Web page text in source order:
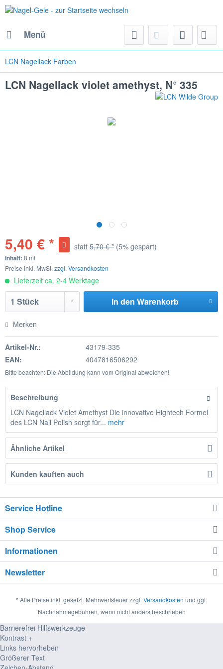
Menü
LCN Nagellack Farben
LCN Nagellack violet amethyst, N° 335
5,40 € * statt 5,70 € * (5% gespart)
Inhalt: 8 ml
Preise inkl. MwSt. zzgl. Versandkosten
Lieferzeit ca. 2-4 Werktage
In den Warenkorb
Merken
Artikel-Nr.:
43179-335
EAN:
4047816506292
Bitte beachten: Die Abbildung kann vom Original abweichen!
Beschreibung
LCN Nagellack Violet Amethyst Die innovative Hightech Formel
des LCN Nail Polish sorgt für... mehr
Ähnliche Artikel
Kunden kauften auch
Service Hotline
Shop Service
Informationen
Newsletter
* Alle Preise inkl. gesetzl. Mehrwertsteuer zzgl. Versandkosten und ggf.
Nachnahmegebühren, wenn nicht anders beschrieben
Barrierefrei Hilfswerkzeuge
Kontrast +
Links hervorheben
Größerer Text